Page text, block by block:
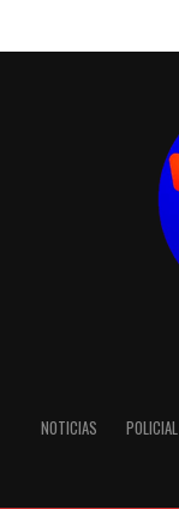
NOTICIAS POLICIAL